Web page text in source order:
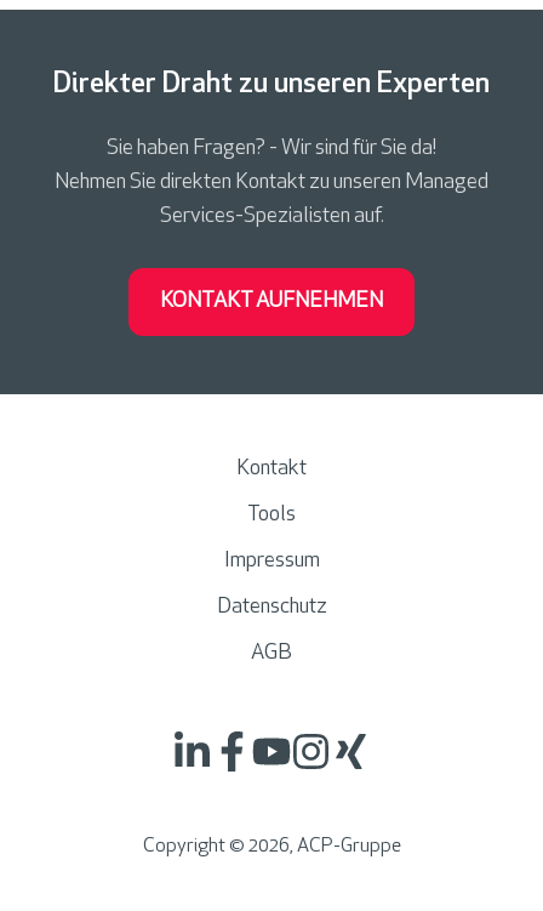
Direkter Draht zu unseren Experten
Sie haben Fragen? - Wir sind für Sie da!
Nehmen Sie direkten Kontakt zu unseren Managed
Services-Spezialisten auf.
KONTAKT AUFNEHMEN
Kontakt
Tools
Impressum
Datenschutz
AGB
Copyright © 2026, ACP-Gruppe